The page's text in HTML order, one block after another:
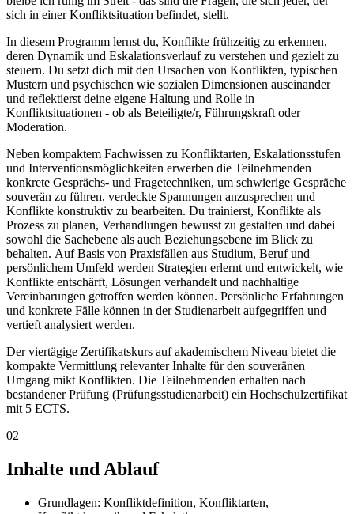
sich in einer Konfliktsituation befindet, stellt.
In diesem Programm lernst du, Konflikte frühzeitig zu erkennen,
deren Dynamik und Eskalationsverlauf zu verstehen und gezielt zu
steuern. Du setzt dich mit den Ursachen von Konflikten, typischen
Mustern und psychischen wie sozialen Dimensionen auseinander
und reflektierst deine eigene Haltung und Rolle in
Konfliktsituationen - ob als Beteiligte/r, Führungskraft oder
Moderation.
Neben kompaktem Fachwissen zu Konfliktarten, Eskalationsstufen
und Interventionsmöglichkeiten erwerben die Teilnehmenden
konkrete Gesprächs- und Fragetechniken, um schwierige Gespräche
souverän zu führen, verdeckte Spannungen anzusprechen und
Konflikte konstruktiv zu bearbeiten. Du trainierst, Konflikte als
Prozess zu planen, Verhandlungen bewusst zu gestalten und dabei
sowohl die Sachebene als auch Beziehungsebene im Blick zu
behalten. Auf Basis von Praxisfällen aus Studium, Beruf und
persönlichem Umfeld werden Strategien erlernt und entwickelt, wie
Konflikte entschärft, Lösungen verhandelt und nachhaltige
Vereinbarungen getroffen werden können. Persönliche Erfahrungen
und konkrete Fälle können in der Studienarbeit aufgegriffen und
vertieft analysiert werden.
Der viertägige Zertifikatskurs auf akademischem Niveau bietet die
kompakte Vermittlung relevanter Inhalte für den souveränen
Umgang mikt Konflikten. Die Teilnehmenden erhalten nach
bestandener Prüfung (Prüfungsstudienarbeit) ein Hochschulzertifikat
mit 5 ECTS.
02
Inhalte und Ablauf
Grundlagen: Konfliktdefinition, Konfliktarten,